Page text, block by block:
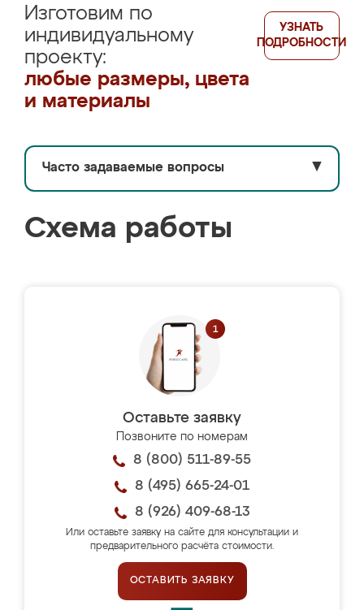
Изготовим по
индивидуальному
проекту:
любые размеры, цвета
и материалы
УЗНАТЬ
ПОДРОБНОСТИ
Часто задаваемые вопросы ▼
Схема работы
Оставьте заявку
Позвоните по номерам
8 (800) 511-89-55
8 (495) 665-24-01
8 (926) 409-68-13
Или оставьте заявку на сайте для консультации и
предварительного расчёта стоимости.
ОСТАВИТЬ ЗАЯВКУ